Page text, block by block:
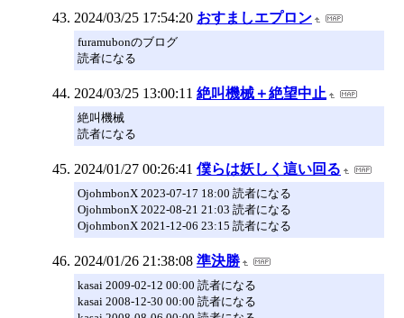
2024/03/25 17:54:20 おすましエプロン
furamubonのブログ
読者になる
2024/03/25 13:00:11 絶叫機械＋絶望中止
絶叫機械
読者になる
2024/01/27 00:26:41 僕らは妖しく這い回る
OjohmbonX 2023-07-17 18:00 読者になる
OjohmbonX 2022-08-21 21:03 読者になる
OjohmbonX 2021-12-06 23:15 読者になる
2024/01/26 21:38:08 準決勝
kasai 2009-02-12 00:00 読者になる
kasai 2008-12-30 00:00 読者になる